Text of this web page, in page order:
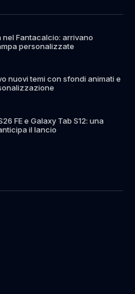
nel Fantacalcio: arrivano
personalizzate
nuovi temi con sfondi animati e
FE e Galaxy Tab S12: una
il lancio